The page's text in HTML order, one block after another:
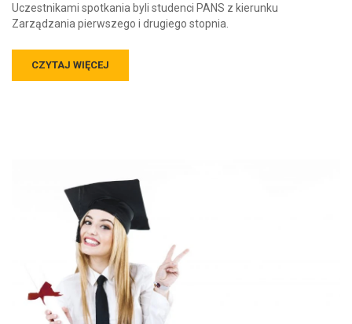
Uczestnikami spotkania byli studenci PANS z kierunku
Zarządzania pierwszego i drugiego stopnia.
CZYTAJ WIĘCEJ